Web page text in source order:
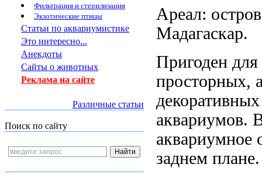
Фильтрация и стерилизация
Экзотические птицы
Статьи по аквариумистике
Это интересно...
Анекдоты
Сайты о животных
Реклама на сайте
Различные статьи
Поиск по сайту
Ареал:
Мадагаскар.
Пригоден для
просторных,
аквариумов.
аквариумное
заднем